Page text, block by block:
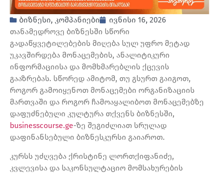
ბიზნესი, კომპანიები
ივნისი 16, 2026
თანამედროვე ბიზნესში სწორი
გადაწყვეტილებების მიღება სულ უფრო მეტად
უკავშირდება მონაცემების, ანალიტიკური
ინფორმაციისა და მომხმარებლის ქცევის
გააზრებას. სწორედ ამიტომ, თუ გსურთ გაიგოთ,
როგორ გამოიყენოთ მონაცემები ორგანიზაციის
მართვაში და როგორ ჩამოაყალიბოთ მონაცემებზე
დაფუძნებული კულტურა თქვენს ბიზნესში,
businesscourse.ge-ზე შეგიძლიათ სრულად
დაფინანსებული ბიზნესკურსი გაიაროთ.
კურსს უძღვება ქრისტინე ლორთქიფანიძე,
კვლევისა და საკონსულტაციო მომსახურების